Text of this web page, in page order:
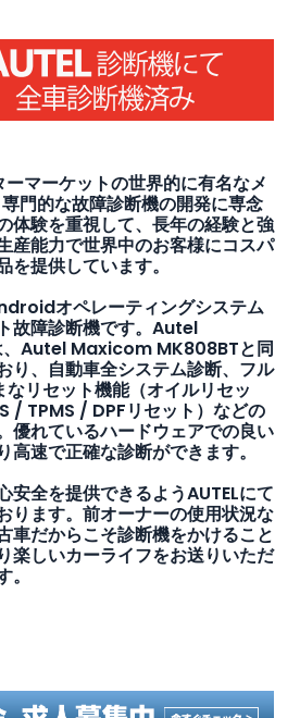
マーケットの世界的に有名なメ
門的な故障診断機の開発に専念
体験を重視して、長年の経験と強
産能力で世界中のお客様にコスパ
提供しています。
オペレーティングシステム
故障診断機です。Autel
Autel Maxicom MK808BTと同
り、自動車全システム診断、フル
リセット機能（オイルリセッ
/ TPMS / DPFリセット）などの
優れているハードウェアでの良い
高速で正確な診断ができます。
安全を提供できるようAUTELにて
ります。前オーナーの使用状況な
車だからこそ診断機をかけること
楽しいカーライフをお送りいただ